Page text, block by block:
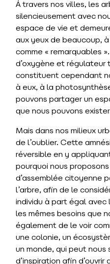
À travers nos villes, les
silencieusement avec
espace de vie et
aux yeux de beaucoup,
comme « remarquables
d’oxygène et régulateur
constituent cependant
à eux, à la
pouvons partager un
que nous pouvons
Mais dans nos milieux
de l’oublier. Cette
réversible en y
pourquoi nous
d’assemblée citoyenne
l’arbre, afin de le
individu à part égal avec
les mêmes besoins que
également de le voir
une colonie, un
un monde, qui peut nous
d’inspiration afin d’ouvrir